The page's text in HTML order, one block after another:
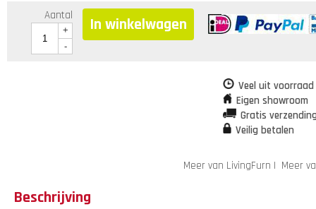
Aantal
+
-
In winkelwagen
Veel uit
Eigen showroom
Gratis
Veilig betalen
Meer van LivingFurn | Meer
Beschrijving